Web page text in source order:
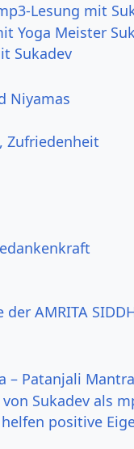
Lesung mit
Yoga Meister
Sukadev
Niyamas
Zufriedenheit
AMRITA
– Patanjali Mantra
Sukadev als
positive